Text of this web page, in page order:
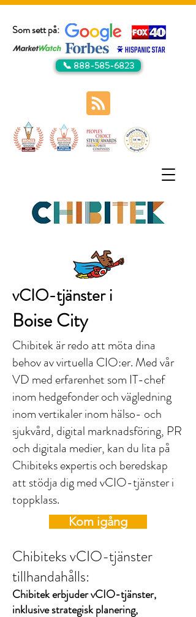
Som sett på:
📞 888-585-6823
vCIO-tjänster i
Boise City
Chibitek är redo att möta dina
behov av virtuella CIO:er. Med vår
VD med erfarenhet som IT-chef
inom hedgefonder och vägledning
inom vertikaler inom hälso- och
sjukvård, digital marknadsföring, PR
och digitala medier, kan du lita på
Chibiteks expertis och beredskap
att stödja dig med vCIO-tjänster i
toppklass.
Kom igång
Chibiteks vCIO-tjänster
tillhandahålls:
Chibitek erbjuder vCIO-tjänster,
inklusive strategisk planering,